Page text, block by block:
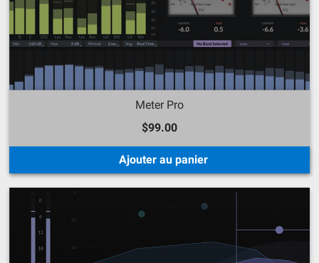
Meter Pro
$99.00
Ajouter au panier